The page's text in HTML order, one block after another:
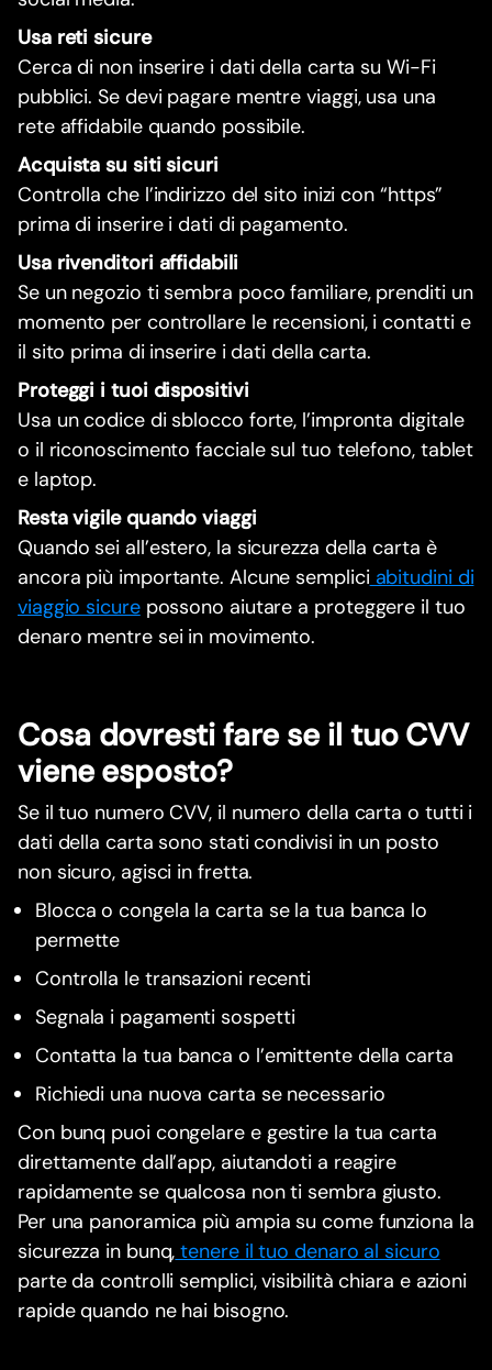
Usa reti sicure
Cerca di non inserire i dati della carta su Wi-Fi
pubblici. Se devi pagare mentre viaggi, usa una
rete affidabile quando possibile.
Acquista su siti sicuri
Controlla che l’indirizzo del sito inizi con “https”
prima di inserire i dati di pagamento.
Usa rivenditori affidabili
Se un negozio ti sembra poco familiare, prenditi un
momento per controllare le recensioni, i contatti e
il sito prima di inserire i dati della carta.
Proteggi i tuoi dispositivi
Usa un codice di sblocco forte, l’impronta digitale
o il riconoscimento facciale sul tuo telefono, tablet
e laptop.
Resta vigile quando viaggi
Quando sei all’estero, la sicurezza della carta è
ancora più importante. Alcune semplici abitudini di
viaggio sicurepossono aiutare a proteggere il tuo
denaro mentre sei in movimento.
Cosa dovresti fare se il tuo CVV
viene esposto?
Se il tuo numero CVV, il numero della carta o tutti i
dati della carta sono stati condivisi in un posto
non sicuro, agisci in fretta.
Blocca o congela la carta se la tua banca lo
permette
Controlla le transazioni recenti
Segnala i pagamenti sospetti
Contatta la tua banca o l’emittente della carta
Richiedi una nuova carta se necessario
Con bunq puoi congelare e gestire la tua carta
direttamente dall’app, aiutandoti a reagire
rapidamente se qualcosa non ti sembra giusto.
Per una panoramica più ampia su come funziona la
sicurezza in bunq, tenere il tuo denaro al sicuro
parte da controlli semplici, visibilità chiara e azioni
rapide quando ne hai bisogno.